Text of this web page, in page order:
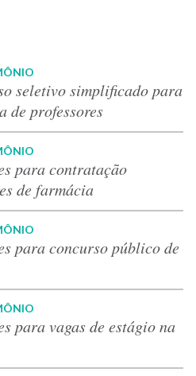
seletivo simplificado para
de professores
para contratação
de farmácia
para concurso público de
para vagas de estágio na